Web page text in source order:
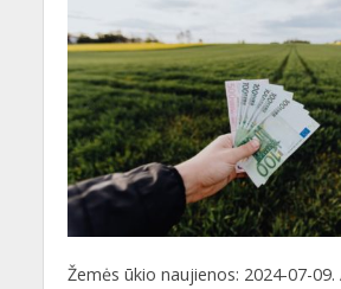
Žemės ūkio naujienos: 2024-07-09.